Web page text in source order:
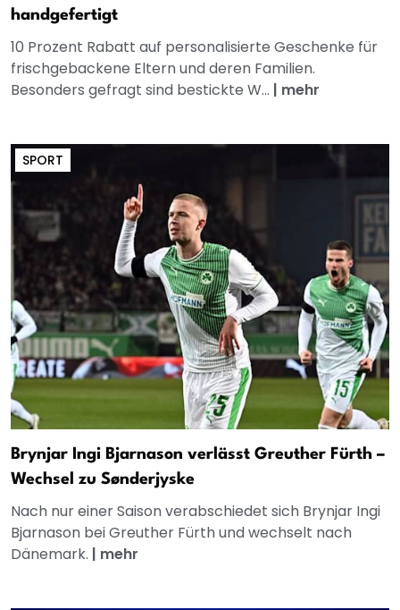
handgefertigt
10 Prozent Rabatt auf personalisierte Geschenke für
frischgebackene Eltern und deren Familien.
Besonders gefragt sind bestickte W... | mehr
SPORT
Brynjar Ingi Bjarnason verlässt Greuther Fürth –
Wechsel zu Sønderjyske
Nach nur einer Saison verabschiedet sich Brynjar Ingi
Bjarnason bei Greuther Fürth und wechselt nach
Dänemark. | mehr